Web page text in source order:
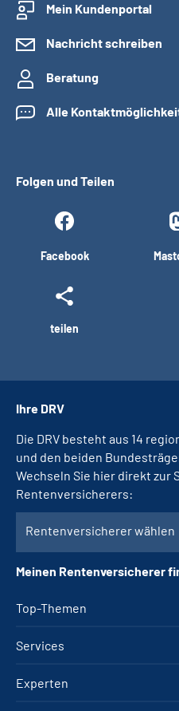
Mein Kundenportal
Nachricht schreiben
Beratung
Alle
Folgen und Teilen
Facebook
teilen
Top-Themen
Services
Experten
Ihre DRV
Die DRV besteht aus 14
und den beiden
Wechseln Sie hier direkt zur
Rentenversicherers:
Rentenversicherer wählen
Meinen Rentenversicherer